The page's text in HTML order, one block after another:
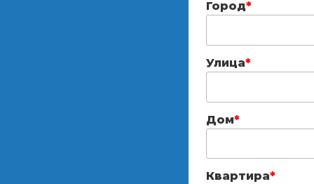
Город*
Улица*
Дом*
Квартира*